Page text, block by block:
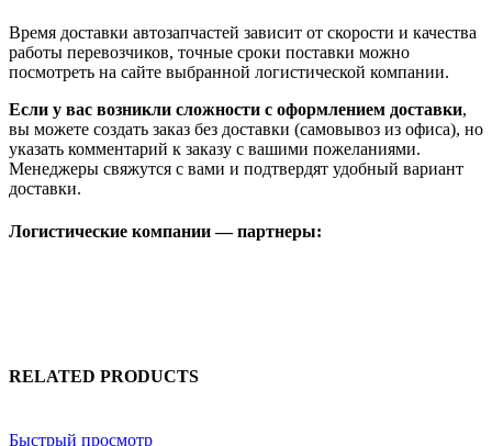
Время доставки автозапчастей зависит от скорости и качества
работы перевозчиков, точные сроки поставки можно
посмотреть на сайте выбранной логистической компании.
Если у вас возникли сложности с оформлением доставки,
вы можете создать заказ без доставки (самовывоз из офиса), но
указать комментарий к заказу с вашими пожеланиями.
Менеджеры свяжутся с вами и подтвердят удобный вариант
доставки.
Логистические компании — партнеры:
RELATED PRODUCTS
Быстрый просмотр